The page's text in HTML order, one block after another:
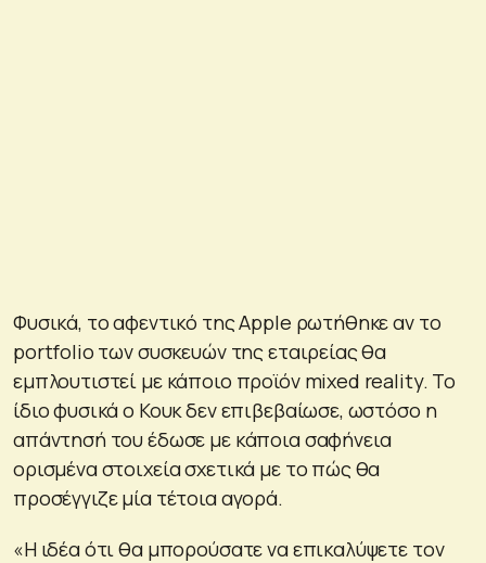
Φυσικά, το αφεντικό της Apple ρωτήθηκε αν το
portfolio των συσκευών της εταιρείας θα
εμπλουτιστεί με κάποιο προϊόν mixed reality. Το
ίδιο φυσικά ο Κουκ δεν επιβεβαίωσε, ωστόσο η
απάντησή του έδωσε με κάποια σαφήνεια
ορισμένα στοιχεία σχετικά με το πώς θα
προσέγγιζε μία τέτοια αγορά.
«Η ιδέα ότι θα μπορούσατε να επικαλύψετε τον